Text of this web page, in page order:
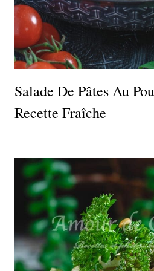
Salade De Pâtes Au
Recette Fraîche